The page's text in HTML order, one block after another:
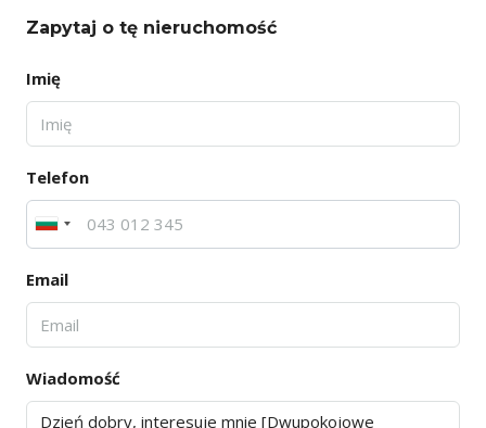
Zapytaj o tę nieruchomość
Imię
Telefon
Email
Wiadomość